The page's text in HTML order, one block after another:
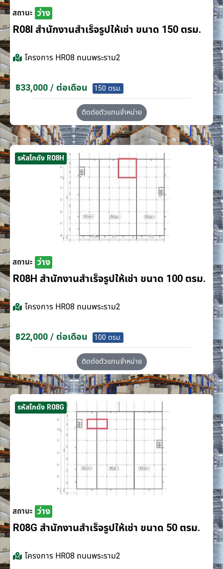
สถานะ ว่าง
R08I สำนักงานสำเร็จรูปให้เช่า ขนาด 150 ตรม.
โครงการ HR08 ถนนพระราม2
฿33,000 / ต่อเดือน 150 ตรม.
ติดต่อตัวแทนจำหน่าย
รหัสโกดัง R08H
สถานะ ว่าง
R08H สำนักงานสำเร็จรูปให้เช่า ขนาด 100 ตรม.
โครงการ HR08 ถนนพระราม2
฿22,000 / ต่อเดือน 100 ตรม.
ติดต่อตัวแทนจำหน่าย
รหัสโกดัง R08G
สถานะ ว่าง
R08G สำนักงานสำเร็จรูปให้เช่า ขนาด 50 ตรม.
โครงการ HR08 ถนนพระราม2